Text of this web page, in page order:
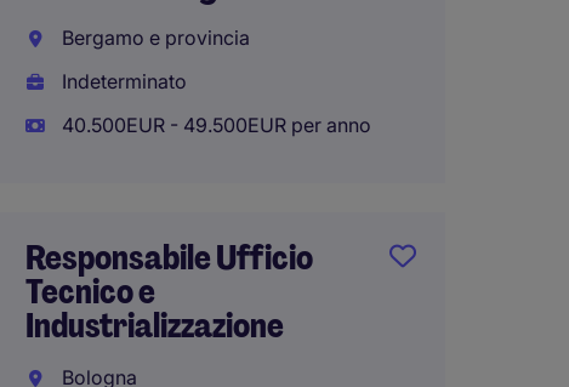
Bergamo e provincia
Indeterminato
40.500EUR - 49.500EUR per anno
Responsabile Ufficio
Tecnico e
Industrializzazione
Bologna